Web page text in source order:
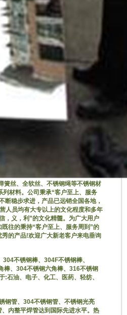
簧丝、全软丝、不锈钢绳等不锈钢材
材料。公司秉承“客户至上、服务
断稳步求进，产品已远销全国各地，
人员均有大专以上的文化程度和多年
，义，利”的文化精髓。为广大用户
往的秉持“客户至上、服务周到”的
的产品!欢迎广大新老客户来电垂询
不锈钢棒、304F不锈钢棒、
棒、304不锈钢六角棒、316不锈钢
石油、电子、化工、医药、轻纺、
管、304不锈钢管、不锈钢光亮
内整平焊管达到国际先进水平。热